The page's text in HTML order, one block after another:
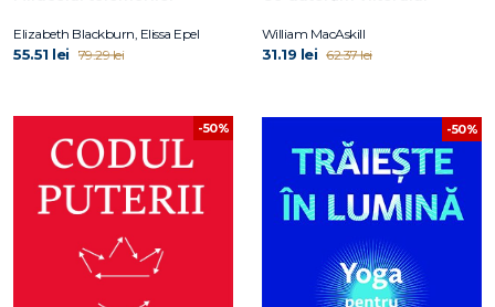
Elizabeth Blackburn, Elissa Epel
55.51 lei 79.29 lei
William MacAskill
31.19 lei 62.37 lei
-50% -50%